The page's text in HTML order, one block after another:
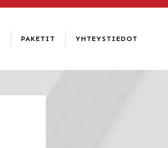
PAKETIT
AMADO
YHTEYSTIEDOT